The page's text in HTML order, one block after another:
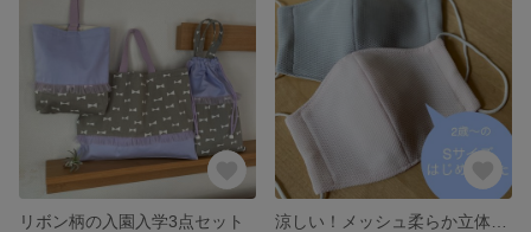
リボン柄の入園入学3点セット